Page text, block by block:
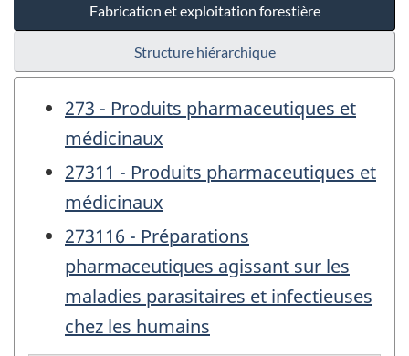
Fabrication et exploitation forestière
Structure hiérarchique
273 - Produits pharmaceutiques et
médicinaux
27311 - Produits pharmaceutiques et
médicinaux
273116 - Préparations
pharmaceutiques agissant sur les
maladies parasitaires et infectieuses
chez les humains